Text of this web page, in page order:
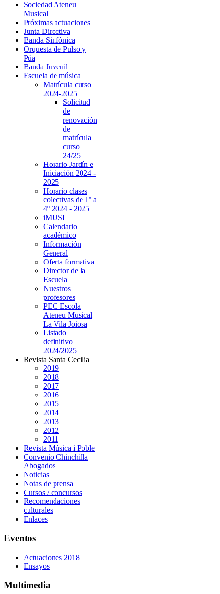
Sociedad Ateneu
Musical
Próximas actuaciones
Junta Directiva
Banda Sinfónica
Orquesta de Pulso y
Púa
Banda Juvenil
Escuela de música
Matrícula curso
2024-2025
Solicitud
de
renovación
de
matrícula
curso
24/25
Horario Jardín e
Iniciación 2024 -
2025
Horario clases
colectivas de 1º a
4º 2024 - 2025
iMUSI
Calendario
académico
Información
General
Oferta formativa
Director de la
Escuela
Nuestros
profesores
PEC Escola
Ateneu Musical
La Vila Joiosa
Listado
definitivo
2024/2025
Revista Santa Cecilia
2019
2018
2017
2016
2015
2014
2013
2012
2011
Revista Música i Poble
Convenio Chinchilla
Abogados
Noticias
Notas de prensa
Cursos / concursos
Recomendaciones
culturales
Enlaces
Eventos
Actuaciones 2018
Ensayos
Multimedia